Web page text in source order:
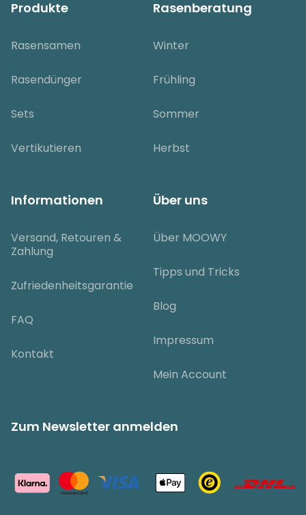
Produkte
Rasensamen
Rasendünger
Sets
Vertikutieren
Rasenberatung
Winter
Frühling
Sommer
Herbst
Informationen
Versand, Retouren &
Zahlung
Zufriedenheitsgarantie
FAQ
Kontakt
Über uns
Über MOOWY
Tipps und Tricks
Blog
Impressum
Mein Account
Zum Newsletter anmelden